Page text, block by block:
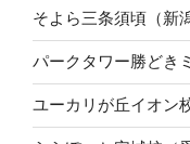
そよら三条須頃（新
パークタワー勝どき
ユーカリが丘イオン